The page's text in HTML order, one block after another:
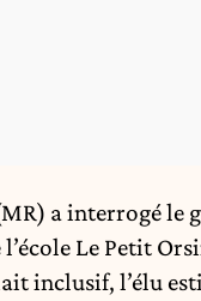
a interrogé le
Le Petit
inclusif, l’élu